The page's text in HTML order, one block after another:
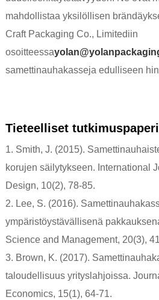
mahdollistaa yksilöllisen
Craft Packaging Co., Limitediin
osoitteessa
samettinauhakasseja edulliseen
Tieteelliset
1. Smith, J. (2015).
korujen säilytykseen. International
Design, 10(2), 78-85.
2. Lee, S. (2016).
ympäristöystävällisenä
Science and Management, 20(3),
3. Brown, K. (2017).
taloudellisuus yrityslahjoissa.
Economics, 15(1), 64-71.